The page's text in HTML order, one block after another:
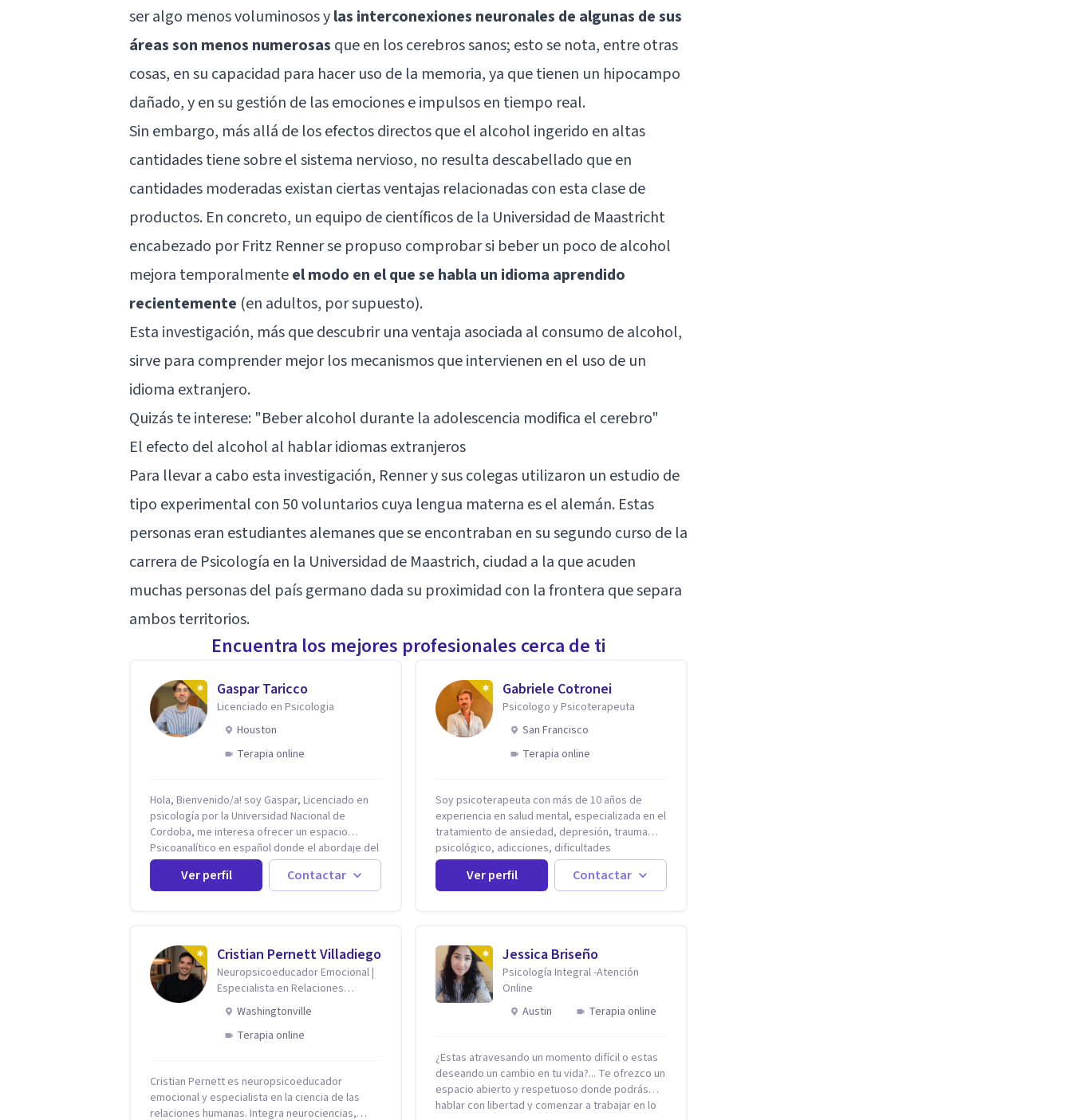
ser algo menos voluminosos ylas interconexiones neuronales de algunas de sus
áreas son menos numerosas que en los cerebros sanos; esto se nota, entre otras
cosas, en su capacidad para hacer uso de la memoria, ya que tienen un hipocampo
dañado, y en su gestión de las emociones e impulsos en tiempo real.
Sin embargo, más allá de los efectos directos que el alcohol ingerido en altas
cantidades tiene sobre el sistema nervioso, no resulta descabellado que en
cantidades moderadas existan ciertas ventajas relacionadas con esta clase de
productos. En concreto, un equipo de científicos de la Universidad de Maastricht
encabezado por Fritz Renner se propuso comprobar si beber un poco de alcohol
mejora temporalmenteel modo en el que se habla un idioma aprendido
recientemente (en adultos, por supuesto).
Esta investigación, más que descubrir una ventaja asociada al consumo de alcohol,
sirve para comprender mejor los mecanismos que intervienen en el uso de un
idioma extranjero.
Quizás te interese: "Beber alcohol durante la adolescencia modifica el cerebro"
El efecto del alcohol al hablar idiomas extranjeros
Para llevar a cabo esta investigación, Renner y sus colegas utilizaron un estudio de
tipo experimental con 50 voluntarios cuya lengua materna es el alemán. Estas
personas eran estudiantes alemanes que se encontraban en su segundo curso de la
carrera de Psicología en la Universidad de Maastrich, ciudad a la que acuden
muchas personas del país germano dada su proximidad con la frontera que separa
ambos territorios.
Encuentra los mejores profesionales cerca de ti
Gaspar Taricco
Licenciado en Psicologia
Houston
Terapia online
Hola, Bienvenido/a! soy Gaspar, Licenciado en
psicología por la Universidad Nacional de
Cordoba, me interesa ofrecer un espacio
Psicoanalítico en español donde el abordaje del
malestar sea desde una escucha atenta, sin
prejuicios y rescatando lo singular de cada
caso, sin caer en etiquetas. Considero que
en mi espacio donde se le dará un lugar a esas
cuestiones singulares de cada uno, para luego
generar cambios. Soy una persona en constante
formación, actualmente curso seminarios, una
especialización en psicoanálisis y también
mejor profesional.
Ver perfil Contactar
Gabriele Cotronei
Psicologo y Psicoterapeuta
San Francisco
Terapia online
Soy psicoterapeuta con más de 10 años de
experiencia en salud mental, especializada en el
tratamiento de ansiedad, depresión, trauma
psicológico, adicciones, dificultades
identitarias y efectos de experiencias
tempranas adversas. Ofrezco un espacio
terapéutico seguro, confidencial y
autoconocimiento, regulación emocional y
bienestar. Trabajo desde un enfoque
integrativo que combina psicoanálisis, terapia
somática y de trauma, psicología corporal,
Mentalization Based Therapy (MBT),
Junguiana. Mi abordaje también incorpora
perspectivas interculturales, ecopsicología y el
trabajo simbólico con el inconsciente,
entendiendo que cada proceso terapéutico es
Ver perfil Contactar
Cristian Pernett Villadiego
Neuropsicoeducador Emocional |
Especialista en Relaciones
Humanas | Coach Estratégico
Washingtonville
Terapia online
Cristian Pernett es neuropsicoeducador
emocional y especialista en la ciencia de las
relaciones humanas. Integra neurociencias,
Jessica Briseño
Psicología Integral -Atención
Online
Austin
Terapia online
¿Estas atravesando un momento difícil o estas
deseando un cambio en tu vida?... Te ofrezco un
espacio abierto y respetuoso donde podrás
hablar con libertad y comenzar a trabajar en lo